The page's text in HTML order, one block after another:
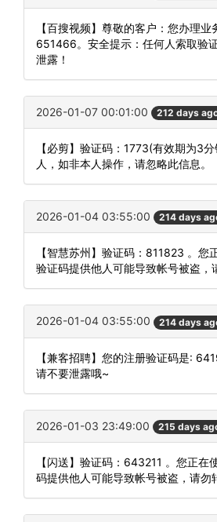
【百搜视频】尊敬的客户：您办理业
651466。安全提示：任何人索取验
泄露！
2026-01-07 00:01:00 212 days
【必剪】验证码：1773(有效期为3
人，如非本人操作，请忽略此信息。
2026-01-04 03:55:00 214 days
【智慧苏州】验证码：811823 。您
验证码提供他人可能导致帐号被盗，
2026-01-04 03:55:00 214 days
【兼客招聘】您的注册验证码是:
请不要泄露哦~
2026-01-03 23:49:00 215 days
【闪送】验证码：643211 。您正在
码提供他人可能导致帐号被盗，请勿